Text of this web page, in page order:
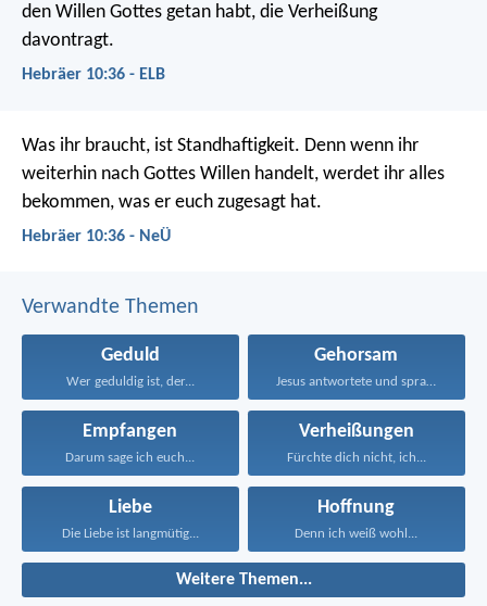
den Willen Gottes getan habt, die Verheißung
davontragt.
Hebräer 10:36 - ELB
Was ihr braucht, ist Standhaftigkeit. Denn wenn ihr
weiterhin nach Gottes Willen handelt, werdet ihr alles
bekommen, was er euch zugesagt hat.
Hebräer 10:36 - NeÜ
Verwandte Themen
Geduld
Wer geduldig ist, der...
Gehorsam
Jesus antwortete und sprach...
Empfangen
Darum sage ich euch...
Verheißungen
Fürchte dich nicht, ich...
Liebe
Die Liebe ist langmütig...
Hoffnung
Denn ich weiß wohl...
Weitere Themen...